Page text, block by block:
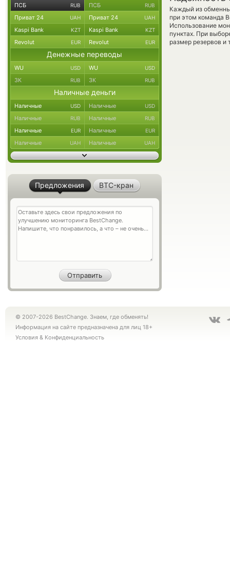
Каждый из
при этом команда
Использование
пунктах. При
размер резервов и
ПСБ RUB ПСБ RUB
Приват 24 UAH Приват 24 UAH
Kaspi Bank KZT Kaspi Bank KZT
Revolut EUR Revolut EUR
Денежные переводы
WU USD WU USD
ЗК RUB ЗК RUB
Наличные деньги
Наличные USD Наличные USD
Наличные RUB Наличные RUB
Наличные EUR Наличные EUR
Наличные UAH Наличные UAH
Предложения BTC-кран
© 2007-2026 BestChange. Знаем, где обменять!
Информация на сайте предназначена для лиц 18+
Условия & Конфиденциальность